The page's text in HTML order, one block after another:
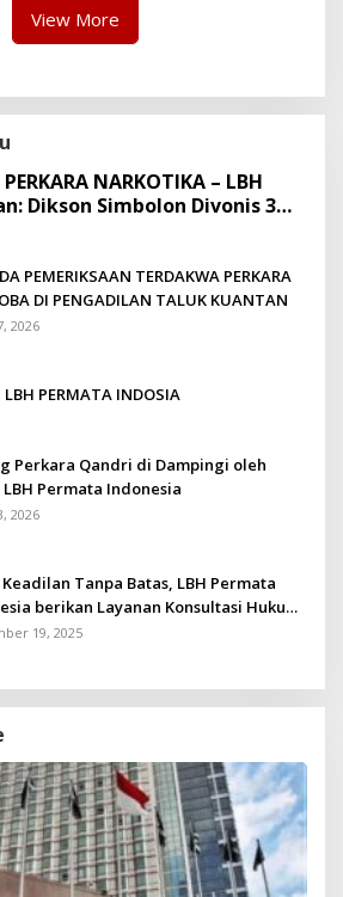
View More
NARKOTIKA – LBH
Dikson Simbolon Divonis 3
PEMERIKSAAN TERDAKWA PERKARA
DI PENGADILAN TALUK KUANTAN
2026
PERMATA INDOSIA
Perkara Qandri di Dampingi oleh
Permata Indonesia
2026
Keadilan Tanpa Batas, LBH Permata
berikan Layanan Konsultasi Hukum
untuk Kurang Mampu
19, 2025